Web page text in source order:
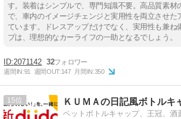
す。装着はシンプルで、専門知識不要。高品質素材
で、車内のイメージチェンジと実用性を両立させた
ています。ドレスアップだけでなく、実用性も兼ね
プは、理想的なカーライフの一助となるでしょう。
2071142 32
週間IN:91 週間OUT:147 月間IN:350
15 ＫＵＭＡの日記風ボトルキ
ペットボトルキャップ、王冠、酒